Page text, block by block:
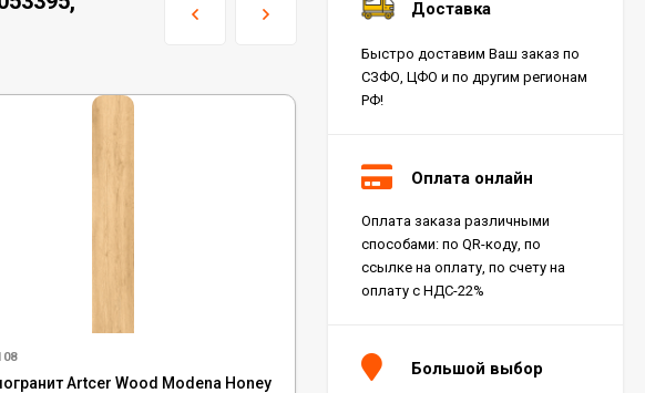
Artcer Wood Modena Honey
HCC9
Керамогранит Atlas Concorde Marvel T
Доставка
Быстро доставим Ваш заказ по
СЗФО, ЦФО и по другим регионам
РФ!
Оплата онлайн
Оплата заказа различными
способами: по QR-коду, по
ссылке на оплату, по счету на
оплату с НДС-22%
Большой выбор